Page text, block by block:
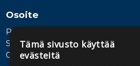
Osoite
Publiva Oy
Sörnäistenkatu 1
00580 Helsinki
Tämä sivusto käyttää
evästeitä